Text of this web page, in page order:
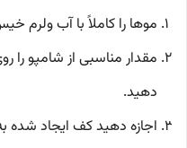
موها را کاملاً با آب ولرم
مقدار مناسبی از شامپو
دهید.
اجازه دهید کف ایجاد شده